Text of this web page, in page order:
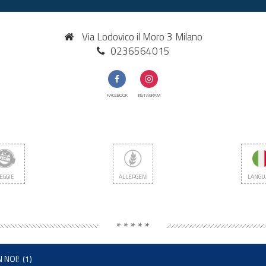
Via Lodovico il Moro 3 Milano
0236564015
FACEBOOK INSTAGRAM
ALLERGENI
* * * * *
NOI! (1)